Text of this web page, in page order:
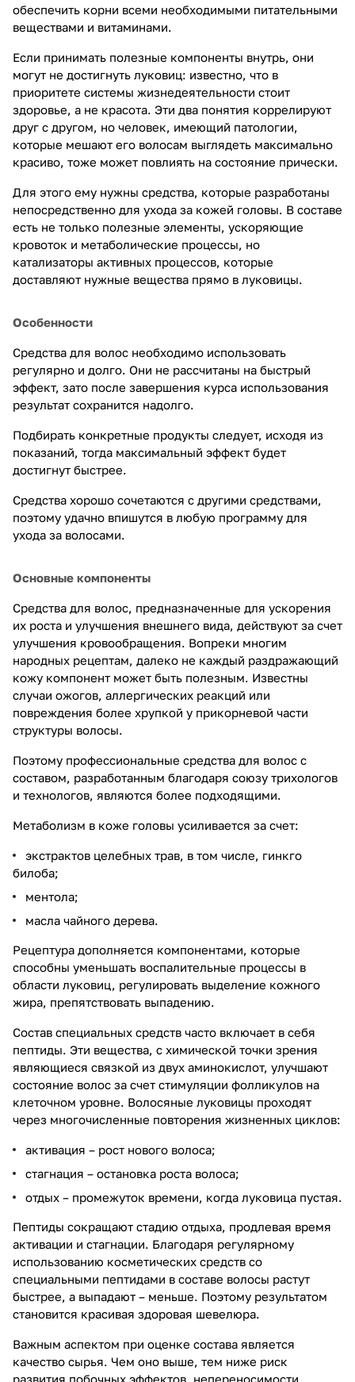
обеспечить корни всеми необходимыми питательными
веществами и витаминами.
Если принимать полезные компоненты внутрь, они
могут не достигнуть луковиц: известно, что в
приоритете системы жизнедеятельности стоит
здоровье, а не красота. Эти два понятия коррелируют
друг с другом, но человек, имеющий патологии,
которые мешают его волосам выглядеть максимально
красиво, тоже может повлиять на состояние прически.
Для этого ему нужны средства, которые разработаны
непосредственно для ухода за кожей головы. В составе
есть не только полезные элементы, ускоряющие
кровоток и метаболические процессы, но
катализаторы активных процессов, которые
доставляют нужные вещества прямо в луковицы.
Особенности
Средства для волос необходимо использовать
регулярно и долго. Они не рассчитаны на быстрый
эффект, зато после завершения курса использования
результат сохранится надолго.
Подбирать конкретные продукты следует, исходя из
показаний, тогда максимальный эффект будет
достигнут быстрее.
Средства хорошо сочетаются с другими средствами,
поэтому удачно впишутся в любую программу для
ухода за волосами.
Основные компоненты
Средства для волос, предназначенные для ускорения
их роста и улучшения внешнего вида, действуют за счет
улучшения кровообращения. Вопреки многим
народных рецептам, далеко не каждый раздражающий
кожу компонент может быть полезным. Известны
случаи ожогов, аллергических реакций или
повреждения более хрупкой у прикорневой части
структуры волосы.
Поэтому профессиональные средства для волос с
составом, разработанным благодаря союзу трихологов
и технологов, являются более подходящими.
Метаболизм в коже головы усиливается за счет:
экстрактов целебных трав, в том числе, гинкго
билоба;
ментола;
масла чайного дерева.
Рецептура дополняется компонентами, которые
способны уменьшать воспалительные процессы в
области луковиц, регулировать выделение кожного
жира, препятствовать выпадению.
Состав специальных средств часто включает в себя
пептиды. Эти вещества, с химической точки зрения
являющиеся связкой из двух аминокислот, улучшают
состояние волос за счет стимуляции фолликулов на
клеточном уровне. Волосяные луковицы проходят
через многочисленные повторения жизненных циклов:
активация – рост нового волоса;
стагнация – остановка роста волоса;
отдых – промежуток времени, когда луковица пустая.
Пептиды сокращают стадию отдыха, продлевая время
активации и стагнации. Благодаря регулярному
использованию косметических средств со
специальными пептидами в составе волосы растут
быстрее, а выпадают – меньше. Поэтому результатом
становится красивая здоровая шевелюра.
Важным аспектом при оценке состава является
качество сырья. Чем оно выше, тем ниже риск
развития побочных эффектов, непереносимости.